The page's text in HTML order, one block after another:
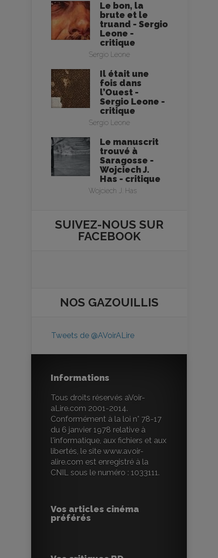
Le bon, la
brute et le
truand - Sergio
Leone -
critique
Sergio Leone
Il était une
fois dans
l’Ouest -
Sergio Leone -
critique
Sergio Leone
Le manuscrit
trouvé à
Saragosse -
Wojciech J.
Has - critique
Wojciech J. Has
SUIVEZ-NOUS SUR
FACEBOOK
NOS GAZOUILLIS
Tweets de @AVoirALire
Informations
Tous droits réservés aVoir-
aLire.com 2001-2014.
Conformément à la loi n° 78-17
du 6 janvier 1978 relative à
l'informatique, aux fichiers et aux
libertés, le site www.avoir-
alire.com est enregistré à la
CNIL sous le numéro : 1033111.
Vos articles cinéma
préférés